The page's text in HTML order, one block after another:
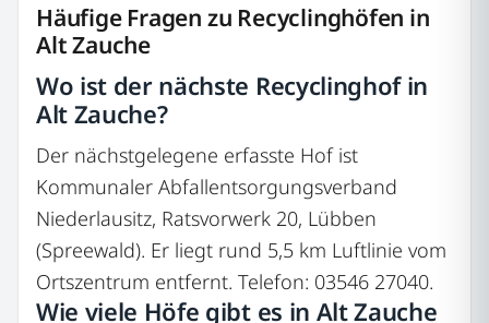
Häufige Fragen zu Recyclinghöfen in
Alt Zauche
Wo ist der nächste Recyclinghof in
Alt Zauche?
Der nächstgelegene erfasste Hof ist
Kommunaler Abfallentsorgungsverband
Niederlausitz, Ratsvorwerk 20, Lübben
(Spreewald). Er liegt rund 5,5 km Luftlinie vom
Ortszentrum entfernt. Telefon: 03546 27040.
Wie viele Höfe gibt es in Alt Zauche